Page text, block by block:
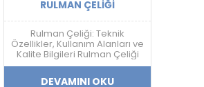
RULMAN ÇELIĞI
Rulman Çeliği: Teknik
Özellikler, Kullanım Alanları ve
Kalite Bilgileri Rulman Çeliği
Nedir? Rulman çeliği; yüksek
sertlik, aşınma dayanımı,
DEVAMINI OKU